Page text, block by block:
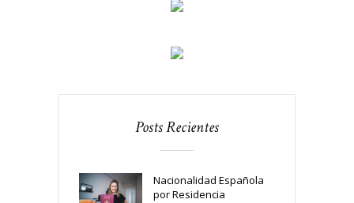
Posts Recientes
Nacionalidad Española
por Residencia